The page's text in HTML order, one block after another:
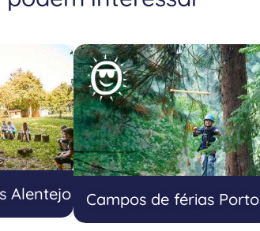
Alentejo Campos de férias Porto